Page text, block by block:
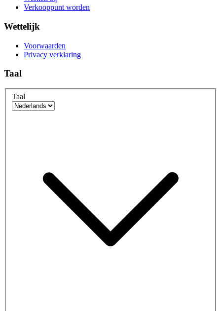
Verkooppunt worden
Wettelijk
Voorwaarden
Privacy verklaring
Taal
Taal